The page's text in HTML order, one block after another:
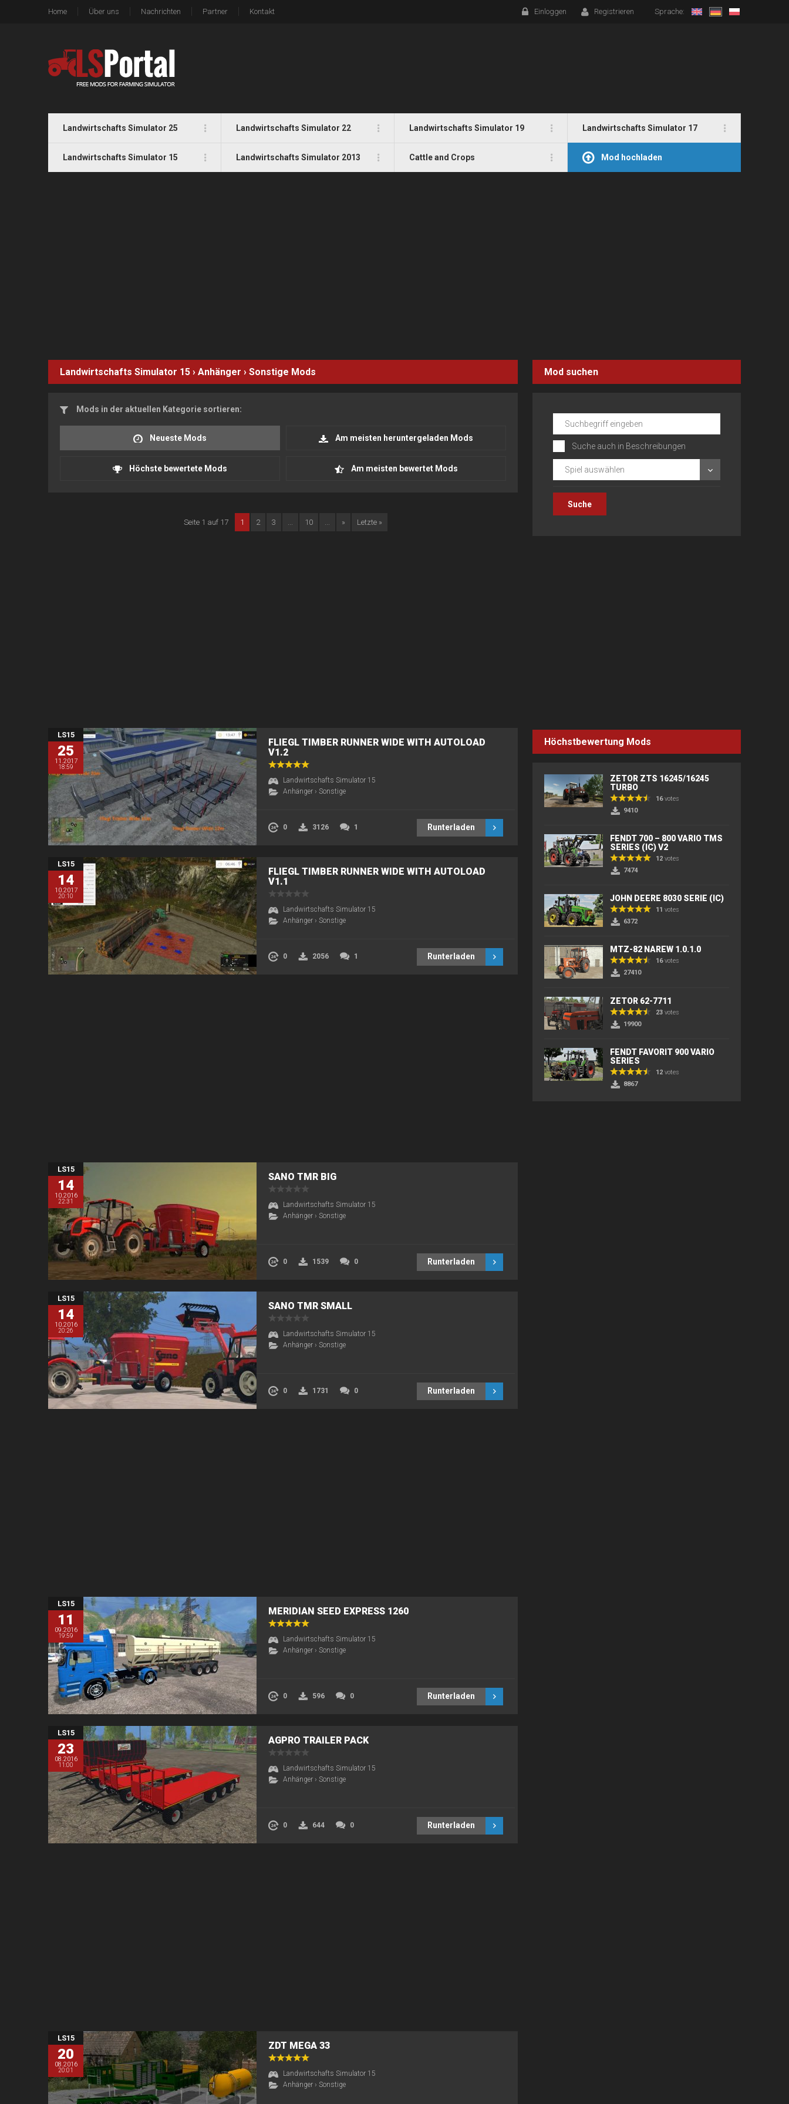
Home Über uns Nachrichten Partner Kontakt Einloggen Registrieren Sprache:
Landwirtschafts Simulator 25 Landwirtschafts Simulator 22 Landwirtschafts Simulator 19 Landwirtschafts Simulator 17
Landwirtschafts Simulator 15 Landwirtschafts Simulator 2013 Cattle and Crops Mod hochladen
Landwirtschafts Simulator 15 › Anhänger › Sonstige Mods
Mods in der aktuellen Kategorie sortieren:
Neueste Mods Am meisten heruntergeladen Mods
Höchste bewertete Mods Am meisten bewertet Mods
Seite 1 auf 17 1 2 3 ... 10 ... » Letzte »
LS15
25
11.2017
18:59
FLIEGL TIMBER RUNNER WIDE WITH AUTOLOAD
V1.2
Landwirtschafts Simulator 15
Anhänger › Sonstige
0 3126 1 Runterladen
LS15
14
10.2017
20:10
FLIEGL TIMBER RUNNER WIDE WITH AUTOLOAD
V1.1
Landwirtschafts Simulator 15
Anhänger › Sonstige
0 2056 1 Runterladen
LS15
14
10.2016
22:31
SANO TMR BIG
Landwirtschafts Simulator 15
Anhänger › Sonstige
0 1539 0 Runterladen
LS15
14
10.2016
20:26
SANO TMR SMALL
Landwirtschafts Simulator 15
Anhänger › Sonstige
0 1731 0 Runterladen
LS15
11
09.2016
19:59
MERIDIAN SEED EXPRESS 1260
Landwirtschafts Simulator 15
Anhänger › Sonstige
0 596 0 Runterladen
LS15
23
08.2016
11:00
AGPRO TRAILER PACK
Landwirtschafts Simulator 15
Anhänger › Sonstige
0 644 0 Runterladen
LS15
20
08.2016
20:01
ZDT MEGA 33
Landwirtschafts Simulator 15
Anhänger › Sonstige
Mod suchen
Suche auch in Beschreibungen
Spiel auswählen
Höchstbewertung Mods
ZETOR ZTS 16245/16245
TURBO
16votes
9410
FENDT 700 – 800 VARIO TMS
SERIES (IC) V2
12 votes
7474
JOHN DEERE 8030 SERIE (IC)
11 votes
6372
MTZ-82 NAREW 1.0.1.0
16votes
27410
ZETOR 62-7711
23 votes
19900
FENDT FAVORIT 900 VARIO
SERIES
12 votes
8867